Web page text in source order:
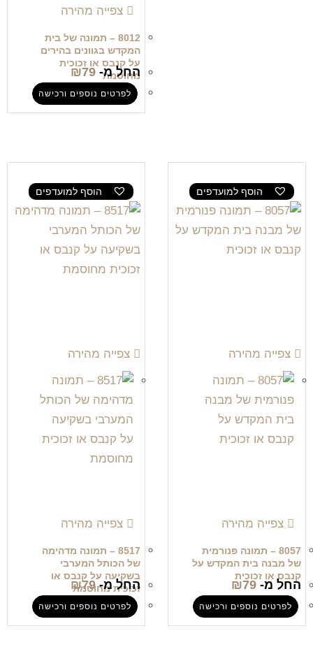
צפייה מהירה
8012 – תמונה של בית
המקדש בגוונים בהירים
על קנבס או זכוכית
מחוסמת
החל מ- ₪79
לפרטים נוספים ורכישה
הוסף למועדפים
צפייה מהירה
צפייה מהירה
8057 – תמונה פנורמית
של מבנה בית המקדש על
קנבס או זכוכית
החל מ- ₪79
לפרטים נוספים ורכישה
הוסף למועדפים
צפייה מהירה
צפייה מהירה
8517 – תמונה מדהימה
של הכותל המערבי
בשקיעה על קנבס או
זכוכית מחוסמת
החל מ- ₪79
לפרטים נוספים ורכישה